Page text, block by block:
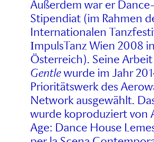
Außerdem war er
Stipendiat (im Rahmen
Internationalen
ΙmpulsTanz Wien 2008 in
Österreich). Seine Arbeit
Gentlewurde im Jahr
Prioritätswerk des
Network ausgewählt.
wurde koproduziert von
Age: Dance House